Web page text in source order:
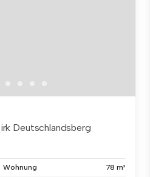
Deutschlandsberg
Wohnung 78 m²